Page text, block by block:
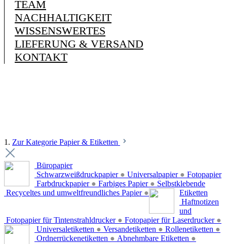
TEAM
NACHHALTIGKEIT
WISSENSWERTES
LIEFERUNG & VERSAND
KONTAKT
1. Zur Kategorie Papier & Etiketten
Büropapier
Schwarzweißdruckpapier ● Universalpapier ●
Farbdruckpapier ● Farbiges Papier ●
Recyceltes und umweltfreundliches Papier ●
Fotopapier
Fotopapier für Tintenstrahldrucker ● Fotopapier für Laserdrucker ●
Selbstklebende
Etiketten
Universaletiketten ● Versandetiketten ● Rollenetiketten ●
Ordnerrückenetiketten ● Abnehmbare Etiketten ●
Haftnotizen
und